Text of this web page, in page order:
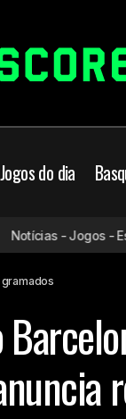
Jogos do dia
do
- Jogos -